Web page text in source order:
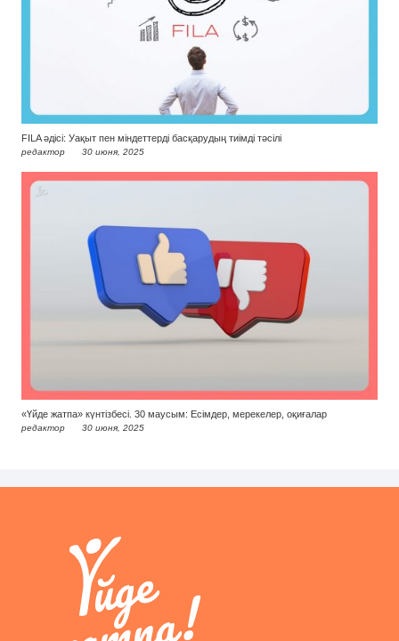
FILA әдісі: Уақыт пен міндеттерді басқарудың тиімді тәсілі
редактор 30 июня, 2025
«Үйде жатпа» күнтізбесі. 30 маусым: Есімдер, мерекелер, оқиғалар
редактор 30 июня, 2025